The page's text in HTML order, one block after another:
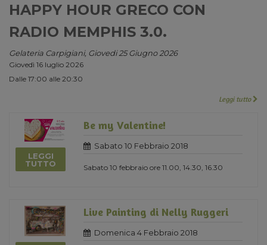
HAPPY HOUR GRECO CON
RADIO MEMPHIS 3.0.
Gelateria Carpigiani, Giovedi 25 Giugno 2026
Giovedì 16 luglio 2026
Dalle 17:00 alle 20:30
Leggi tutto
LEGGI
TUTTO
Be my Valentine!
Sabato 10 Febbraio 2018
Sabato 10 febbraio ore 11.00, 14.30, 16.30
Live Painting di Nelly Ruggeri
Domenica 4 Febbraio 2018